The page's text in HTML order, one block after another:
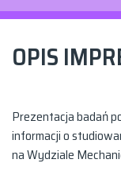
OPIS
Prezentacja badań
informacji o
na Wydziale